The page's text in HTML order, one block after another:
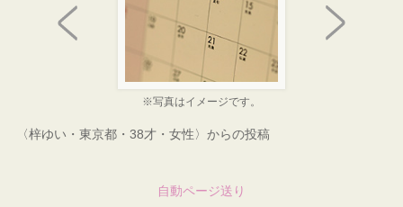
※写真はイメージです。
〈梓ゆい・東京都・38才・女性〉からの投稿
自動ページ送り